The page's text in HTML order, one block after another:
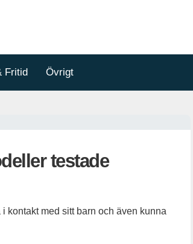
Fritid Övrigt
testade
kontakt med sitt barn och även kunna